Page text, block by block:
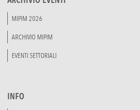
MIPIM 2026
ARCHIVIO MIPIM
EVENTI SETTORIALI
INFO